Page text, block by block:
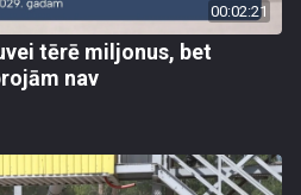
00:02:21
tērē miljonus, bet
nav